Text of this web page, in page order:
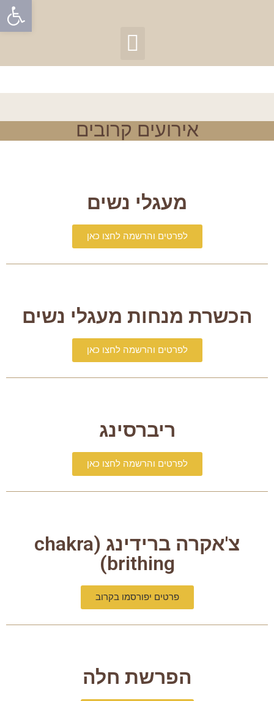
אירועים קרובים
מעגלי נשים
לפרטים והרשמה לחצו כאן
הכשרת מנחות מעגלי נשים
לפרטים והרשמה לחצו כאן
ריברסינג
לפרטים והרשמה לחצו כאן
צ'אקרה ברידינג (chakra
brithing)
פרטים יפורסמו בקרוב
הפרשת חלה